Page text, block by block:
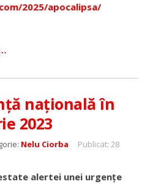
2025/apocalipsa/
națională în
2023
Nelu Ciorba
Publicat: 28
alertei unei urgențe